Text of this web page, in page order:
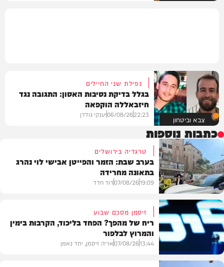
צבא וביטחון
נפילת שני החיילים
בגלל בדיקת נסיבות האסון: התגובה נגד
חיזבאללה הוקפאה
22:23
06/08/26יענקי גולדן
כתבות נוספות
בארץ
טרגדיה בירושלים
בערב שבת: הזמר והפייטן אבישי לוי נהרג
בתאונה מחרידה
19:09
07/08/26דוד חדד
זיסמן מסכם שבוע
ריח של מהפך? הפחד בליכוד, הקרבות בימין
והמרוץ לבלפור
13:44
07/08/26אריה זיסמן, יתד נאמן